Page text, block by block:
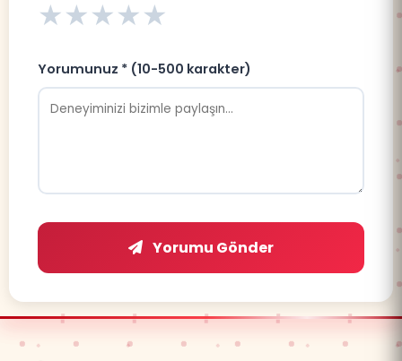
★
★
★
★
★
Yorumunuz * (10-500 karakter)
Yorumu Gönder